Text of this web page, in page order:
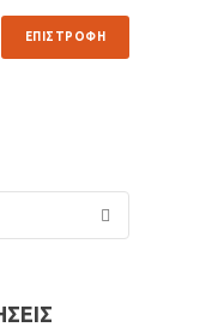
ΕΠΙΣΤΡΟΦΗ